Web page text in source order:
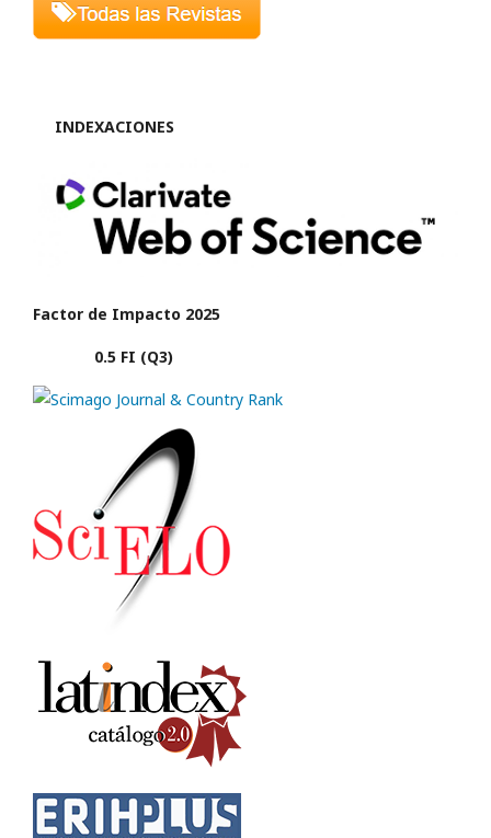
INDEXACIONES
Factor de Impacto 2025
0.5 FI (Q3)